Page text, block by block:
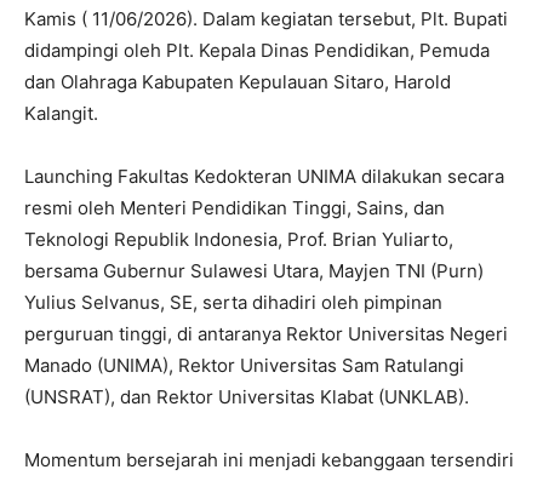
Kamis ( 11/06/2026). Dalam kegiatan tersebut, Plt. Bupati
didampingi oleh Plt. Kepala Dinas Pendidikan, Pemuda
dan Olahraga Kabupaten Kepulauan Sitaro, Harold
Kalangit.
Launching Fakultas Kedokteran UNIMA dilakukan secara
resmi oleh Menteri Pendidikan Tinggi, Sains, dan
Teknologi Republik Indonesia, Prof. Brian Yuliarto,
bersama Gubernur Sulawesi Utara, Mayjen TNI (Purn)
Yulius Selvanus, SE, serta dihadiri oleh pimpinan
perguruan tinggi, di antaranya Rektor Universitas Negeri
Manado (UNIMA), Rektor Universitas Sam Ratulangi
(UNSRAT), dan Rektor Universitas Klabat (UNKLAB).
Momentum bersejarah ini menjadi kebanggaan tersendiri